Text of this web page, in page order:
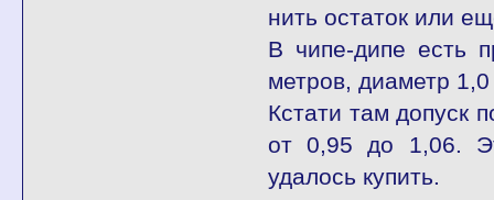
нить остаток или
В чипе-дипе есть
метров, диаметр
Кстати там допуск
от 0,95 до 1,06.
удалось купить.